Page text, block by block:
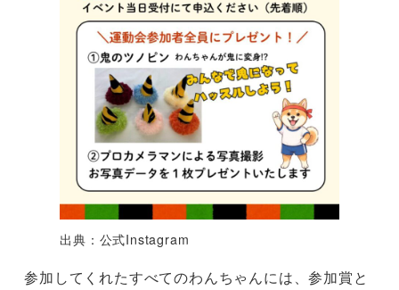
出典：公式Instagram
参加してくれたすべてのわんちゃんには、参加賞と